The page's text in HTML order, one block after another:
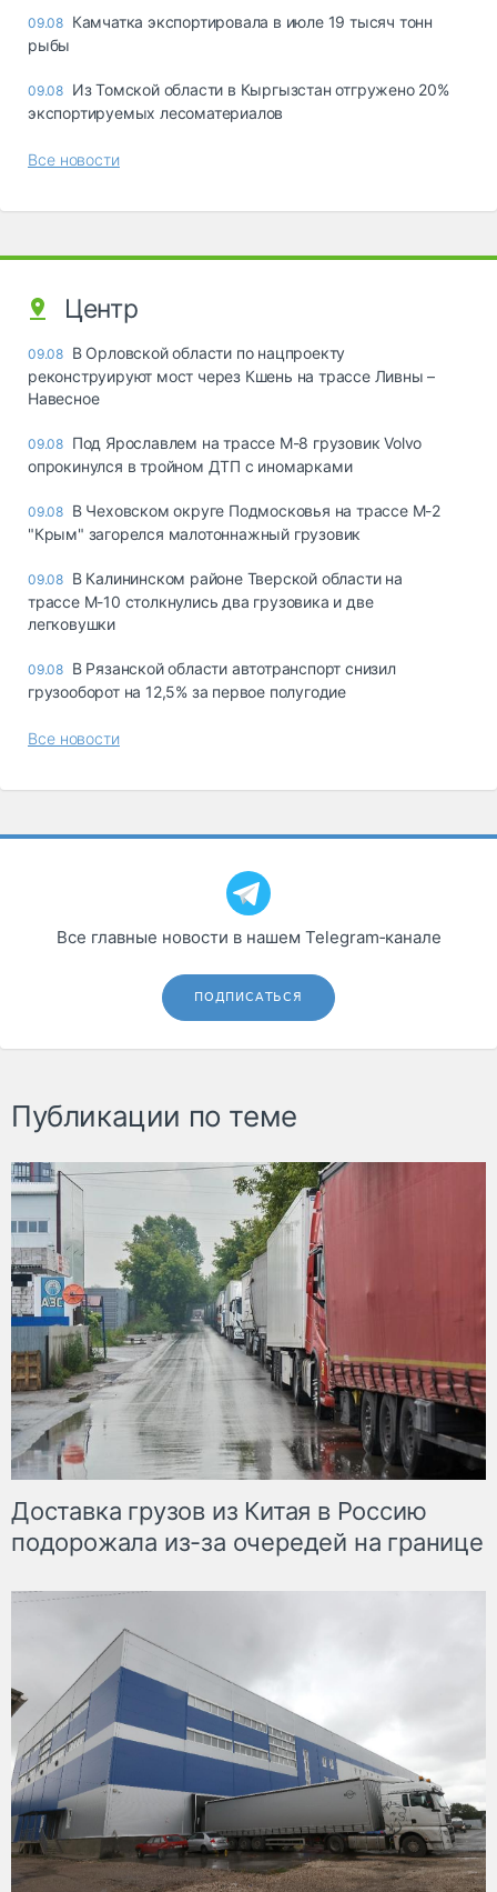
09.08 Камчатка экспортировала в июле 19 тысяч тонн
рыбы
09.08 Из Томской области в Кыргызстан отгружено 20%
экспортируемых лесоматериалов
Все новости
Центр
09.08 В Орловской области по нацпроекту
реконструируют мост через Кшень на трассе Ливны –
Навесное
09.08 Под Ярославлем на трассе М-8 грузовик Volvo
опрокинулся в тройном ДТП с иномарками
09.08 В Чеховском округе Подмосковья на трассе М-2
"Крым" загорелся малотоннажный грузовик
09.08 В Калининском районе Тверской области на
трассе М-10 столкнулись два грузовика и две
легковушки
09.08 В Рязанской области автотранспорт снизил
грузооборот на 12,5% за первое полугодие
Все новости
Все главные новости в нашем Telegram‑канале
ПОДПИСАТЬСЯ
Публикации по теме
Доставка грузов из Китая в Россию
подорожала из-за очередей на границе